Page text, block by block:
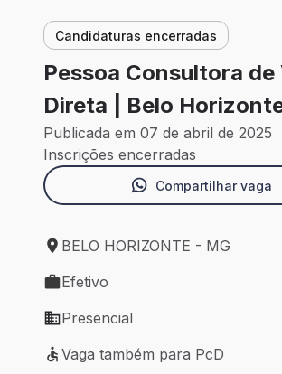
Candidaturas encerradas
Pessoa Consultora de
Direta | Belo
Publicada em 07 de abril de 2025
Inscrições encerradas
Compartilhar vaga
Local de trabalho: BELO
BELO HORIZONTE - MG
Tipo de vaga: Efetivo
Efetivo
Modelo de trabalho: Presencial
Presencial
Vaga também para PcD
Vaga também para PcD